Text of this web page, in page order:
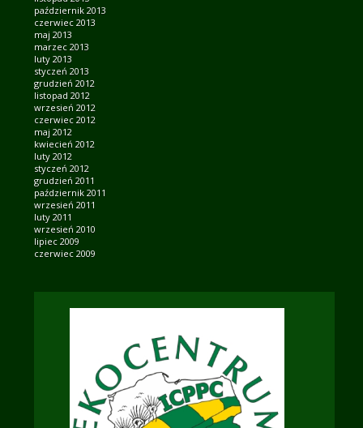
październik 2013
czerwiec 2013
maj 2013
marzec 2013
luty 2013
styczeń 2013
grudzień 2012
listopad 2012
wrzesień 2012
czerwiec 2012
maj 2012
kwiecień 2012
luty 2012
styczeń 2012
grudzień 2011
październik 2011
wrzesień 2011
luty 2011
wrzesień 2010
lipiec 2009
czerwiec 2009